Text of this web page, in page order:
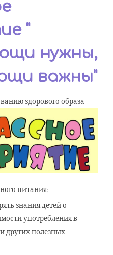
"
нужны,
важны"
здорового образа
питания;
знания детей о
употребления в
других полезных